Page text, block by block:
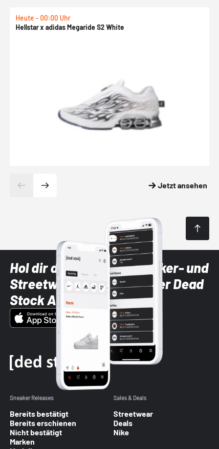
Heute - 00:00 Uhr
Hellstar x adidas Megaride S2 White
Jetzt ansehen
Hol dir die neuesten Sneaker- und
Streetwear-Brands mit der Dead
Stock App
Sneaker Releases
Bereits bestätigt
Bereits erschienen
Nicht bestätigt
Marken
Sales & Deals
Streetwear
Deals
Nike